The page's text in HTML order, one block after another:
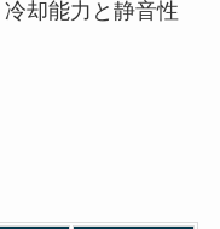
却能力と静音性
。